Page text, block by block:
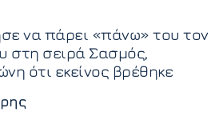
να πάρει «πάνω» του τον
στη σειρά Σασμός,
ότι εκείνος βρέθηκε